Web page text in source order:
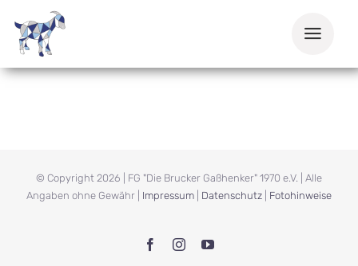
Inhalt
springen
© Copyright 2026 | FG "Die Brucker Gaßhenker" 1970 e.V. | Alle
Angaben ohne Gewähr | Impressum Datenschutz Fotohinweise
FacebookInstagramYouTube